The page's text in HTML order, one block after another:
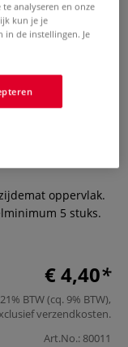
oppervlak.
5 stuks.
€ 4,40
BTW (cq. 9% BTW),
verzendkosten.
Art.No.: 80011
analyseren en onze
kun je je
de instellingen. Je